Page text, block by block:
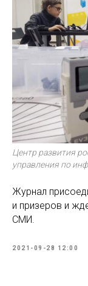
Центр развития
управления по
Журнал
и призеров и
СМИ.
2021-09-28 12:00